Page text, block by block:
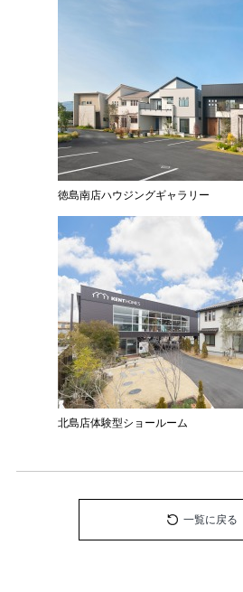
徳島南店ハウジングギャラリー
北島店体験型ショールーム
一覧に戻る